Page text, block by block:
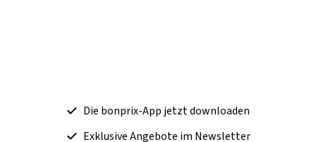
Die bonprix-App jetzt downloaden
Exklusive Angebote im Newsletter